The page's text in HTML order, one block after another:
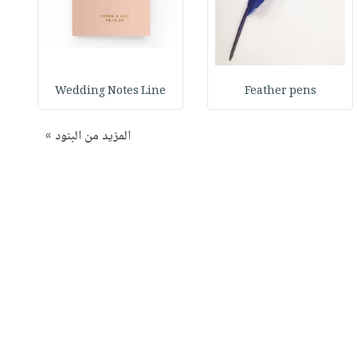
Feather pens
Wedding Notes Line
المزيد من البنود »